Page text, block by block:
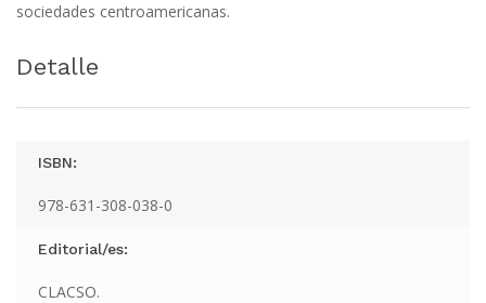
sociedades centroamericanas.
Detalle
ISBN:
978-631-308-038-0
Editorial/es:
CLACSO.